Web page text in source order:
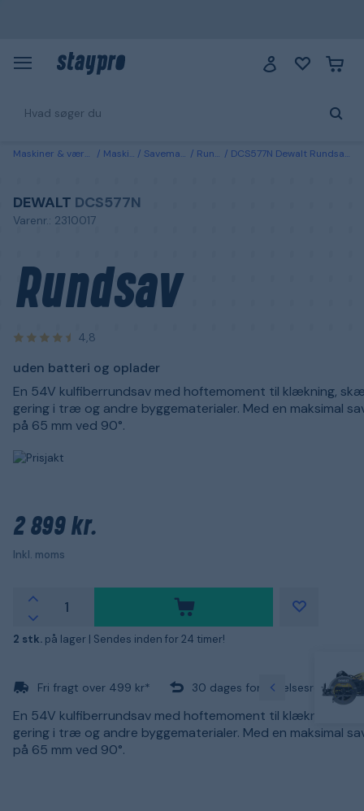
Maskiner & værktøj Maskiner Savemaskiner Rundsave DCS577N Dewalt Rundsav uden batteri og oplader
DEWALT DCS577N
Varenr.: 2310017
Rundsav
4,8
uden batteri og oplader
En 54V kulfiberrundsav med hoftemoment til klækning,
gering i træ og andre byggematerialer. Med en maksimal
på 65 mm ved 90°.
2 899 kr.
Inkl. moms
2 stk. på lager | Sendes inden for 24 timer!
Fri fragt over 499 kr* 30 dages fortrydelsesret
En 54V kulfiberrundsav med hoftemoment til klækning,
gering i træ og andre byggematerialer. Med en maksimal
på 65 mm ved 90°.